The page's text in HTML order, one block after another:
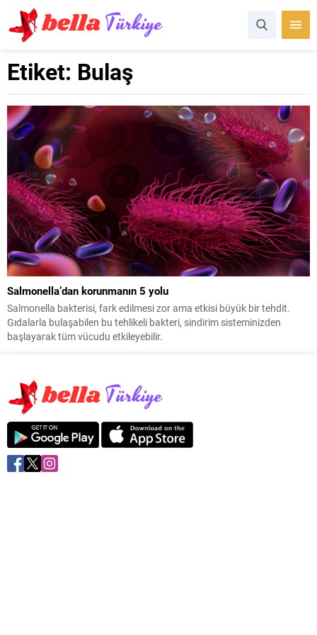
Etiket: Bulaş
Salmonella’dan korunmanın 5 yolu
Salmonella bakterisi, fark edilmesi zor ama etkisi büyük bir tehdit.
Gıdalarla bulaşabilen bu tehlikeli bakteri, sindirim sisteminizden
başlayarak tüm vücudu etkileyebilir.